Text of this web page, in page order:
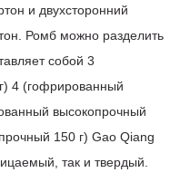
и двухсторонний
Ромб можно разделить
собой 3
4 (гофрированный
высокопрочный
150 г) Gao Qiang
так и твердый.